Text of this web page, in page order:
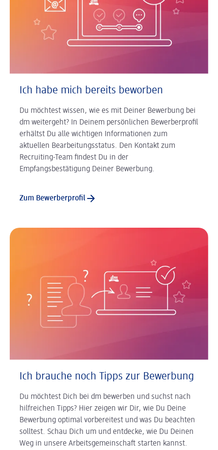
Ich habe mich bereits beworben
Du möchtest wissen, wie es mit Deiner Bewerbung bei
dm weitergeht? In Deinem persönlichen Bewerberprofil
erhältst Du alle wichtigen Informationen zum
aktuellen Bearbeitungsstatus. Den Kontakt zum
Recruiting-Team findest Du in der
Empfangsbestätigung Deiner Bewerbung.
Zum Bewerberprofil
Ich brauche noch Tipps zur Bewerbung
Du möchtest Dich bei dm bewerben und suchst nach
hilfreichen Tipps? Hier zeigen wir Dir, wie Du Deine
Bewerbung optimal vorbereitest und was Du beachten
solltest. Schau Dich um und entdecke, wie Du Deinen
Weg in unsere Arbeitsgemeinschaft starten kannst.